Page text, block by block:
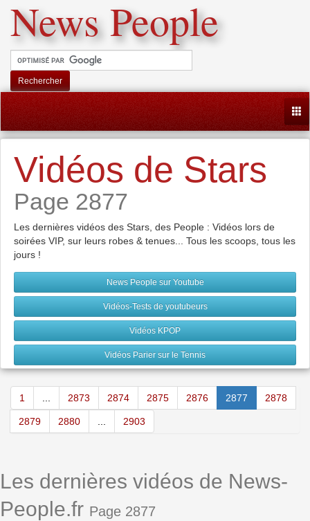
News People
Rechercher
Vidéos de Stars
Page 2877
Les dernières vidéos des Stars, des People : Vidéos lors de
soirées VIP, sur leurs robes & tenues... Tous les scoops, tous les
jours !
News People sur Youtube
Vidéos-Tests de youtubeurs
Vidéos KPOP
Vidéos Parier sur le Tennis
1 2873 2874 2875 2876 2877 2878
2879 2880 2903
Les dernières vidéos de News-
People.fr Page 2877